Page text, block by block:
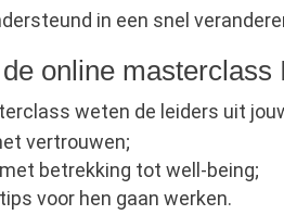
in een snel
online
weten de leiders uit
vertrouwen;
betrekking tot well-being;
voor hen gaan werken.